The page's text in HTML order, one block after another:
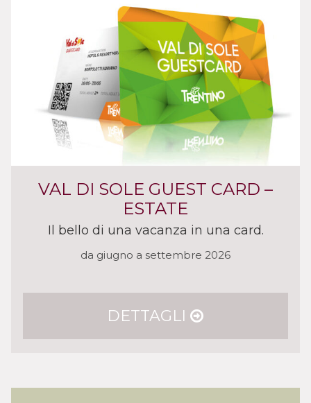
VAL DI SOLE GUEST CARD –
ESTATE
Il bello di una vacanza in una card.
da giugno a settembre 2026
DETTAGLI